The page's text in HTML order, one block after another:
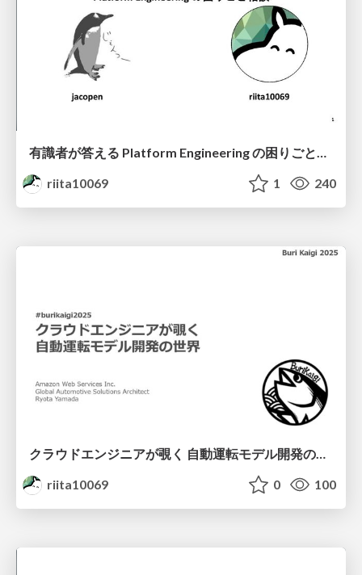
有識者が答える Platform Engineering の困りごと相談 / Platform Consulting
riita10069
1 240
クラウドエンジニアが覗く 自動運転モデル開発の世界 / Cloud-Powered Autonomous Driving
riita10069
0 100